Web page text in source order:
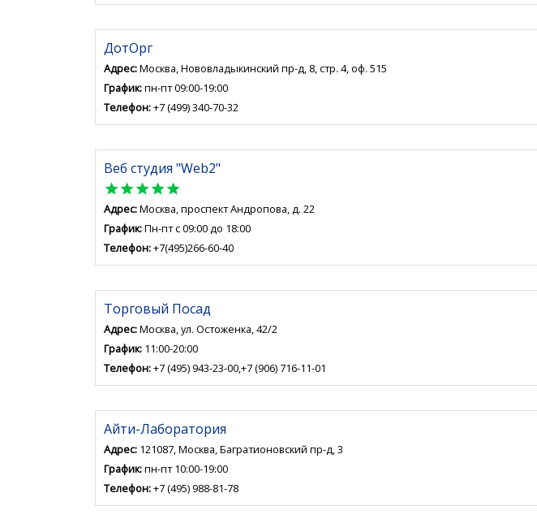
ДотОрг
Адрес:Москва, Нововладыкинский пр-д, 8, стр. 4, оф. 515
График:пн-пт 09:00-19:00
Телефон:+7 (499) 340-70-32
Веб студия "Web2"
star
star
star
star
star
Адрес:Москва, проспект Андропова, д. 22
График:Пн-пт с 09:00 до 18:00
Телефон:+7(495)266-60-40
Торговый Посад
Адрес:Москва, ул. Остоженка, 42/2
График: 11:00-20:00
Телефон:+7 (495) 943-23-00,+7 (906) 716-11-01
Айти-Лаборатория
Адрес: 121087, Москва, Багратионовский пр-д, 3
График:пн-пт 10:00-19:00
Телефон:+7 (495) 988-81-78